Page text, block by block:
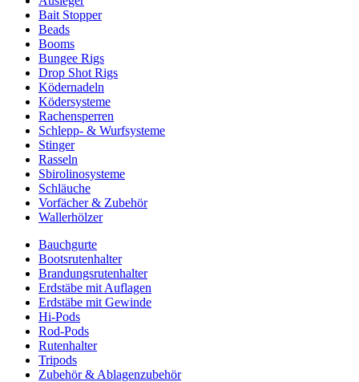
Bait Stopper
Beads
Booms
Bungee Rigs
Drop Shot Rigs
Ködernadeln
Ködersysteme
Rachensperren
Schlepp- & Wurfsysteme
Stinger
Rasseln
Sbirolinosysteme
Schläuche
Vorfächer & Zubehör
Wallerhölzer
Bauchgurte
Bootsrutenhalter
Brandungsrutenhalter
Erdstäbe mit Auflagen
Erdstäbe mit Gewinde
Hi-Pods
Rod-Pods
Rutenhalter
Tripods
Zubehör & Ablagenzubehör